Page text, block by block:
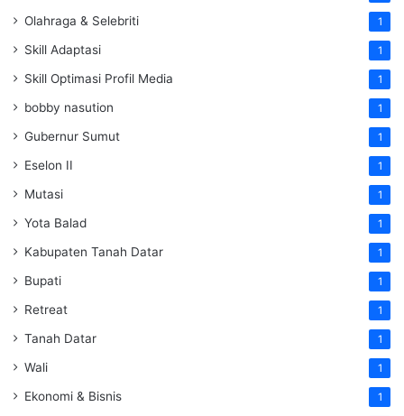
Olahraga & Selebriti 1
Skill Adaptasi 1
Skill Optimasi Profil Media 1
bobby nasution 1
Gubernur Sumut 1
Eselon II 1
Mutasi 1
Yota Balad 1
Kabupaten Tanah Datar 1
Bupati 1
Retreat 1
Tanah Datar 1
Wali 1
Ekonomi & Bisnis 1